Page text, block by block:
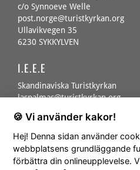
c/o Synnoeve Welle
post.norge@turistkyrkan.org
Ullavikvegen 35
6230 SYKKYLVEN
I.E.E.E
Skandinaviska Turistkyrkan
laspalmas@turistkyrkan.org
Las Palmas de GC
Gåvor /
Sverige: Plusgiro 50 06 21 - 8
🍪 Vi använder kakor!
Hej! Denna sidan använder
webbplatsens grundläggande
förbättra din onlineupplevelse.